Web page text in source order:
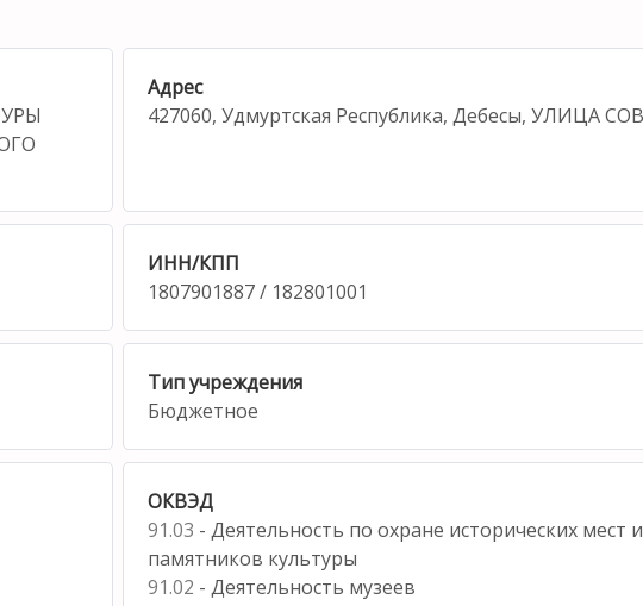
Адрес
427060, Удмуртская Республика, Дебесы, УЛИЦА
ИНН/КПП
1807901887 / 182801001
Тип учреждения
Бюджетное
ОКВЭД
91.03 - Деятельность по охране исторических мест
памятников культуры
91.02 - Деятельность музеев